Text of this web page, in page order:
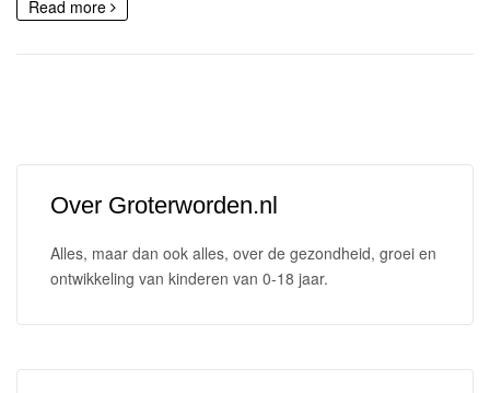
Read more
Over Groterworden.nl
Alles, maar dan ook alles, over de gezondheid, groei en
ontwikkeling van kinderen van 0-18 jaar.